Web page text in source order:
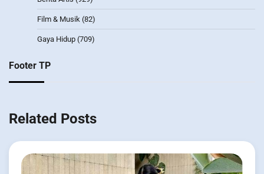
Film & Musik (82)
Gaya Hidup (709)
Footer TP
Related Posts